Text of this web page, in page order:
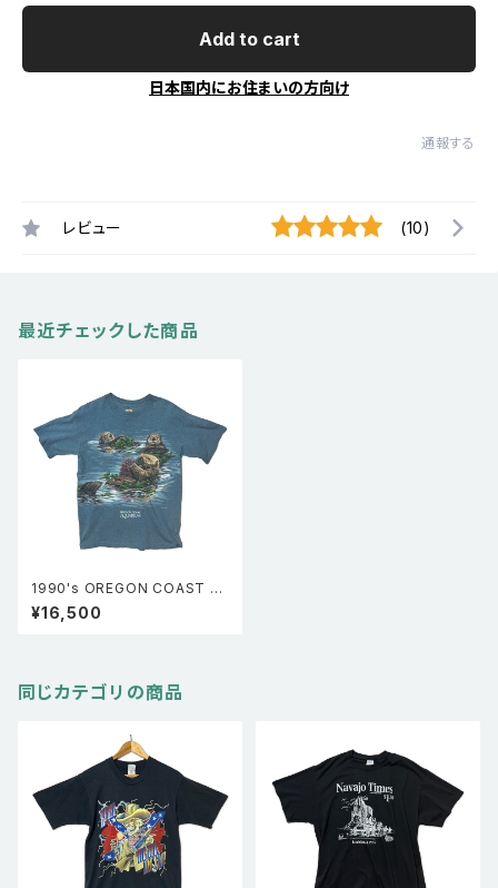
Add to cart
日本国内にお住まいの方向け
通報する
レビュー (10)
最近チェックした商品
1990's OREGON COAST A
QUARIUM ラッコ アニマル 動
物 シングルステッチTシャツ 青
¥16,500
同じカテゴリの商品